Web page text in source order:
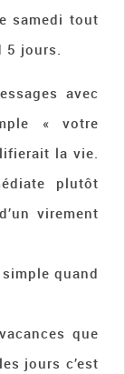
samedi tout
5 jours.
avec
« votre
la vie.
plutôt
virement
quand
que
jours c’est